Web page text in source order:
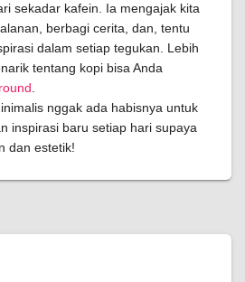
sekadar kafein. Ia mengajak kita
berbagi cerita, dan, tentu
dalam setiap tegukan. Lebih
tentang kopi bisa Anda
nggak ada habisnya untuk
inspirasi baru setiap hari supaya
dan estetik!